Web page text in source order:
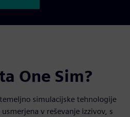
One Sim?
simulacijske tehnologije
v reševanje izzivov, s